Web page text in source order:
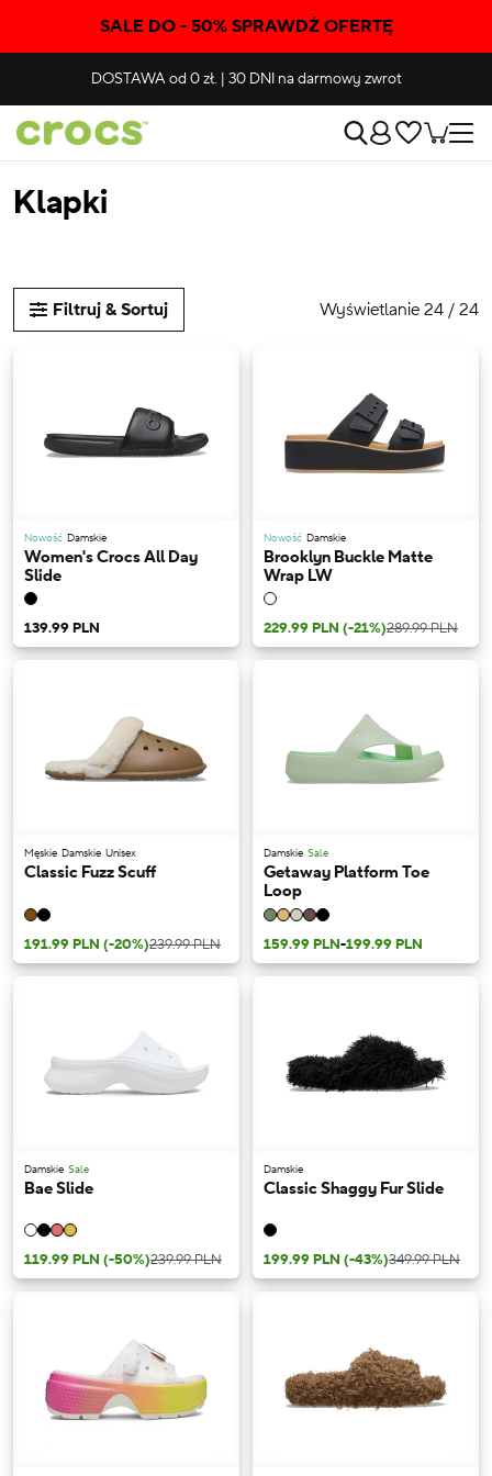
SALE DO - 50% SPRAWDŹ OFERTĘ
DOSTAWAod 0 zł. | 30 DNIna darmowy zwrot
Klapki
Filtruj & Sortuj Wyświetlanie 24 / 24
Nowość Damskie
Women's Crocs All Day
Slide
139.99 PLN
Nowość Damskie
Brooklyn Buckle Matte
Wrap LW
229.99 PLN (-21%)289.99 PLN
Męskie Damskie Unisex
Classic Fuzz Scuff
191.99 PLN (-20%)239.99 PLN
Damskie Sale
Getaway Platform Toe
Loop
159.99 PLN-199.99 PLN
Damskie Sale
Bae Slide
119.99 PLN (-50%)239.99 PLN
Damskie
Classic Shaggy Fur Slide
199.99 PLN (-43%)349.99 PLN